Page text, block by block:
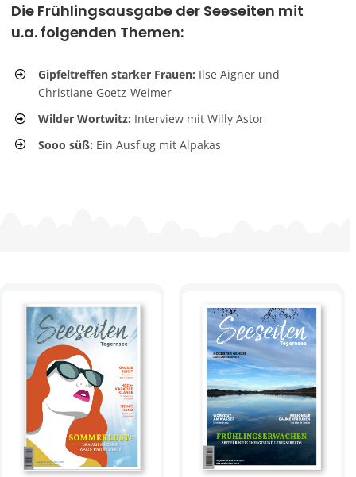
Die Frühlingsausgabe der Seeseiten mit
u.a. folgenden Themen:
Gipfeltreffen starker Frauen: Ilse Aigner und
Christiane Goetz-Weimer
Wilder Wortwitz: Interview mit Willy Astor
Sooo süß: Ein Ausflug mit Alpakas